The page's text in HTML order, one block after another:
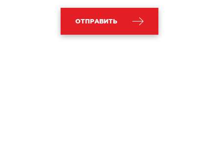
ОТПРАВИТЬ